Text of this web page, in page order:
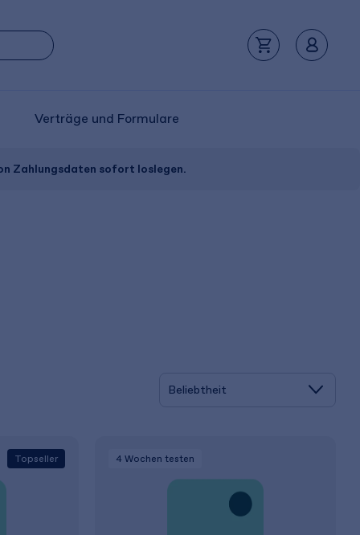
Verträge und Formulare
Zahlungsdaten sofort loslegen.
Topseller 4 Wochen testen